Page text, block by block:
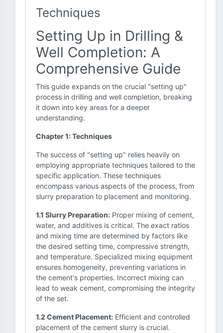
Techniques
Setting Up in Drilling &
Well Completion: A
Comprehensive Guide
This guide expands on the crucial "setting up"
process in drilling and well completion, breaking
it down into key areas for a deeper
understanding.
Chapter 1: Techniques
The success of "setting up" relies heavily on
employing appropriate techniques tailored to the
specific application. These techniques
encompass various aspects of the process, from
slurry preparation to placement and monitoring.
1.1 Slurry Preparation: Proper mixing of cement,
water, and additives is critical. The exact ratios
and mixing time are determined by factors like
the desired setting time, compressive strength,
and temperature. Specialized mixing equipment
ensures homogeneity, preventing variations in
the cement's properties. Incorrect mixing can
lead to weak cement, compromising the integrity
of the set.
1.2 Cement Placement: Efficient and controlled
placement of the cement slurry is crucial.